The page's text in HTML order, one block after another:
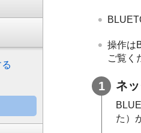
操作は
ご覧く
ネ
た）